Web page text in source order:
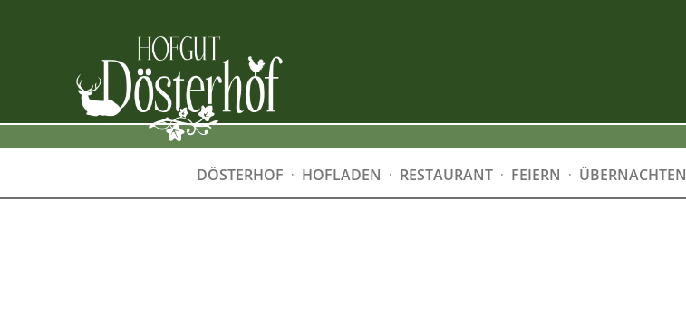
DÖSTERHOF HOFLADEN RESTAURANT FEIERN ÜBERNACHTEN